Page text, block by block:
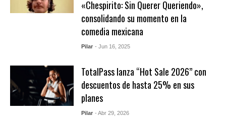
«Chespirito: Sin Querer Queriendo»,
consolidando su momento en la
comedia mexicana
Pilar - Jun 16, 2025
TotalPass lanza “Hot Sale 2026” con
descuentos de hasta 25% en sus
planes
Pilar - Abr 29, 2026